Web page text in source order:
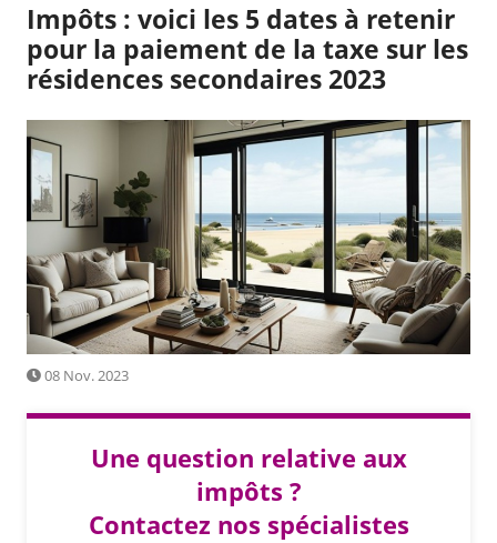
Impôts : voici les 5 dates à retenir
pour la paiement de la taxe sur les
résidences secondaires 2023
08 Nov. 2023
Une question relative aux
impôts ?
Contactez nos spécialistes